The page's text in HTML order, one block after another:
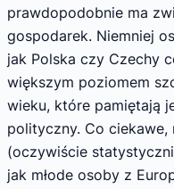
prawdopodobnie ma
gospodarek. Niemniej
jak Polska czy Czechy
większym poziomem
wieku, które pamiętają
polityczny. Co ciekawe,
(oczywiście
jak młode osoby z